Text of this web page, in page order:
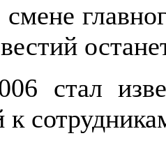
стал